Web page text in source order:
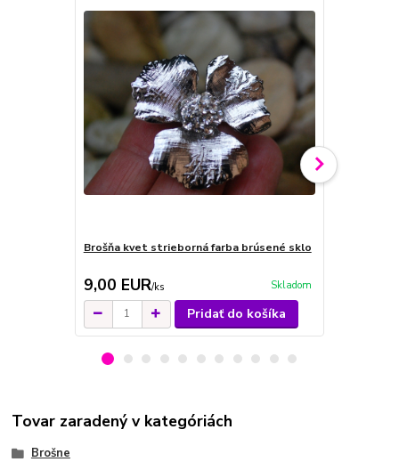
Brošňa kvet strieborná farba brúsené sklo
9,00 EUR/ks Skladom
Pridať do košíka
Tovar zaradený v kategóriách
Brošne